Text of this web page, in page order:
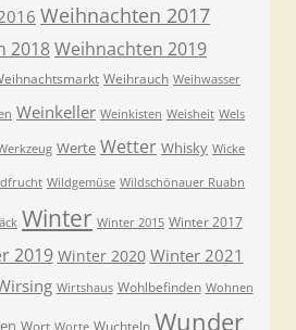
Weihnachten 2017
2018Weihnachten 2019
Weihrauch Weihwasser
Weinkeller Weinkisten Weisheit Wels
Werte Wetter Whisky Wicke
Wildgemüse Wildschönauer Ruabn
Winter Winter 2015 Winter 2017
2019 Winter 2020 Winter 2021
Wirtshaus Wohlbefinden Wohnen
Wunder